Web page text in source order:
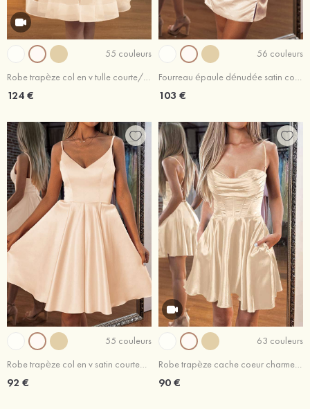
55 couleurs
124 €
56 couleurs
103 €
55 couleurs
Robe trapèze col en v satin courte/mini robe de fête de la rentrée
92 €
63 couleurs
Robe trapèze cache coeur charmeuse courte/mini robe de fête de la rentrée
90 €